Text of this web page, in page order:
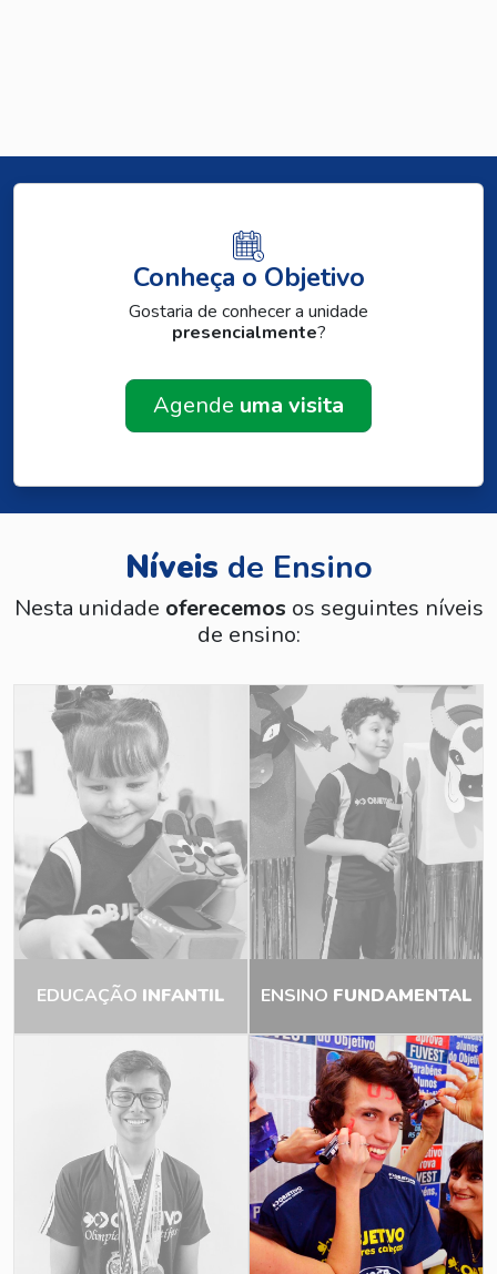
Conheça o Objetivo
Gostaria de conhecer a unidade
presencialmente?
Agende uma visita
Níveis de Ensino
Nesta unidade oferecemos os seguintes níveis
de ensino:
EDUCAÇÃO INFANTIL ENSINO FUNDAMENTAL